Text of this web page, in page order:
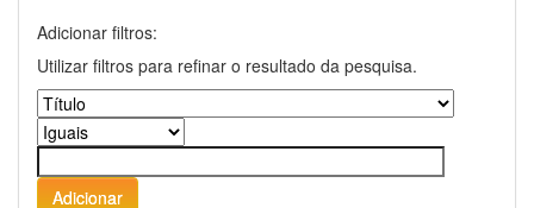
Adicionar filtros:
Utilizar filtros para refinar o resultado da pesquisa.